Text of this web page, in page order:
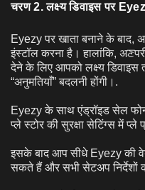
चरण 2. लक्ष्य डिवाइस पर
Eyezy पर खाता बनाने के बाद,
इंस्टॉल करना है। हालांकि,
देने के लिए आपको लक्ष्य
“अनुमतियाँ” बदलनी होंगी।.
Eyezy के साथ एंड्रॉइड सेल
प्ले स्टोर की सुरक्षा सेटिंग्स में
इसके बाद आप सीधे Eyezy की
सकते हैं और सभी सेटअप